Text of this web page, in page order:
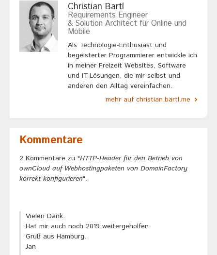
Christian Bartl
Requirements Engineer
& Solution Architect für Online und
Mobile
Als Technologie-Enthusiast und
begeisterter Programmierer entwickle ich
in meiner Freizeit Websites, Software
und IT-Lösungen, die mir selbst und
anderen den Alltag vereinfachen.
mehr auf christian.bartl.me
Kommentare
2 Kommentare zu "HTTP-Header für den Betrieb von
ownCloud auf Webhostingpaketen von DomainFactory
korrekt konfigurieren".
Vielen Dank.
Hat mir auch noch 2019 weitergeholfen.
Gruß aus Hamburg.
Jan